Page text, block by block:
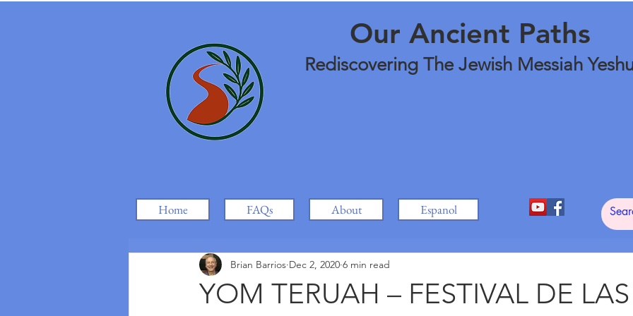
Our Ancient Paths
Rediscovering The Jewish Messiah
Home FAQs About Espanol
YOM TERUAH – FESTIVAL DE LAS
Brian Barrios Dec 2, 2020 6 min read